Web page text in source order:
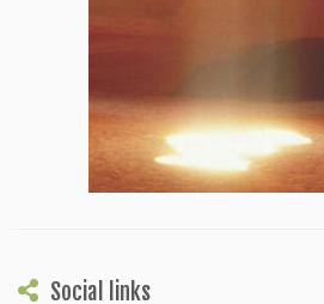
Social links